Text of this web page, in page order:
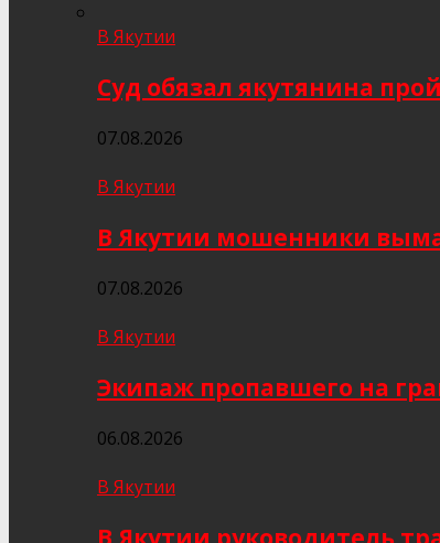
В Якутии
Суд обязал якутянина
07.08.2026
В Якутии
В Якутии мошенники
07.08.2026
В Якутии
Экипаж пропавшего на
06.08.2026
В Якутии